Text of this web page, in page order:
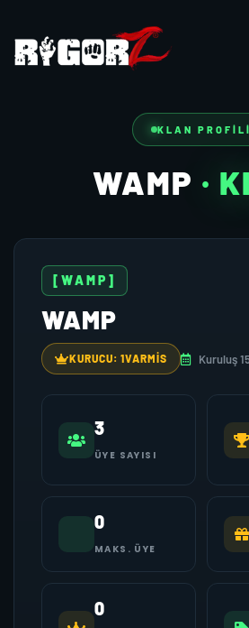
KLAN PROFILI
WAMP ·
[WAMP]
WAMP
KURUCU: 1VARMIS Kuruluş
3
ÜYE SAYISI
0
MAKS. ÜYE
0